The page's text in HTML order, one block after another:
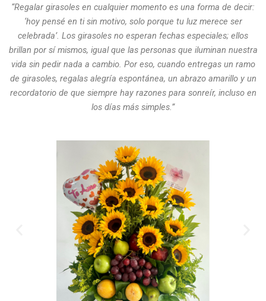
“Regalar girasoles en cualquier momento es una forma de decir:
‘hoy pensé en ti sin motivo, solo porque tu luz merece ser
celebrada’. Los girasoles no esperan fechas especiales; ellos
brillan por sí mismos, igual que las personas que iluminan nuestra
vida sin pedir nada a cambio. Por eso, cuando entregas un ramo
de girasoles, regalas alegría espontánea, un abrazo amarillo y un
recordatorio de que siempre hay razones para sonreír, incluso en
los días más simples.”